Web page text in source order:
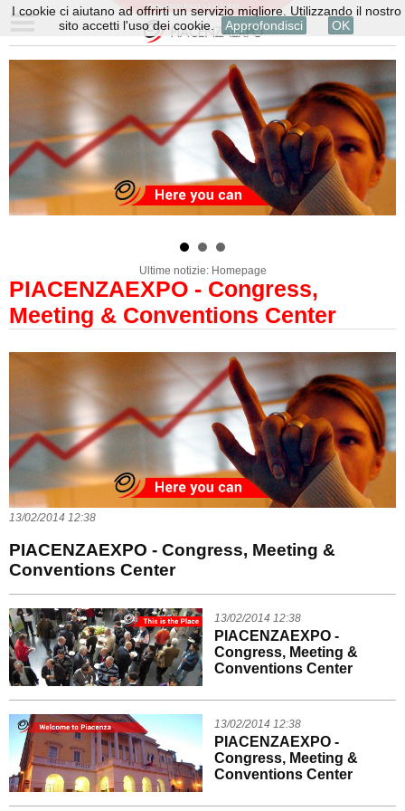
Ultime notizie: Homepage
PIACENZAEXPO - Congress,
Meeting & Conventions Center
13/02/2014 12:38
PIACENZAEXPO - Congress, Meeting &
Conventions Center
13/02/2014 12:38
PIACENZAEXPO -
Congress, Meeting &
Conventions Center
13/02/2014 12:38
PIACENZAEXPO -
Congress, Meeting &
Conventions Center
I cookie ci aiutano ad offrirti un servizio migliore. Utilizzando il nostro
sito accetti l'uso dei cookie.
Approfondisci OK